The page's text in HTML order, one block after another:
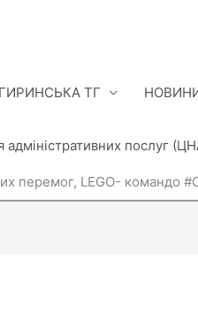
ТГ
адміністративних послуг
перемог, LEGO- командо